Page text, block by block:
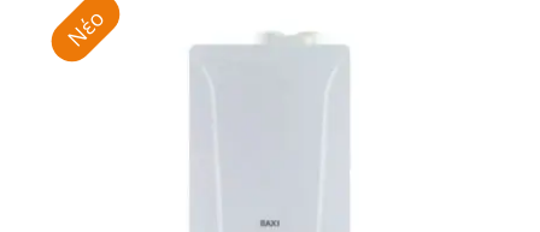
Νέο